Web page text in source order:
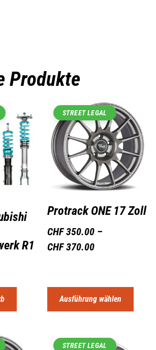
Produkte
R1
STREET LEGAL
Protrack ONE 17 Zoll
CHF350.00 –
CHF370.00
Ausführung wählen
STREET LEGAL